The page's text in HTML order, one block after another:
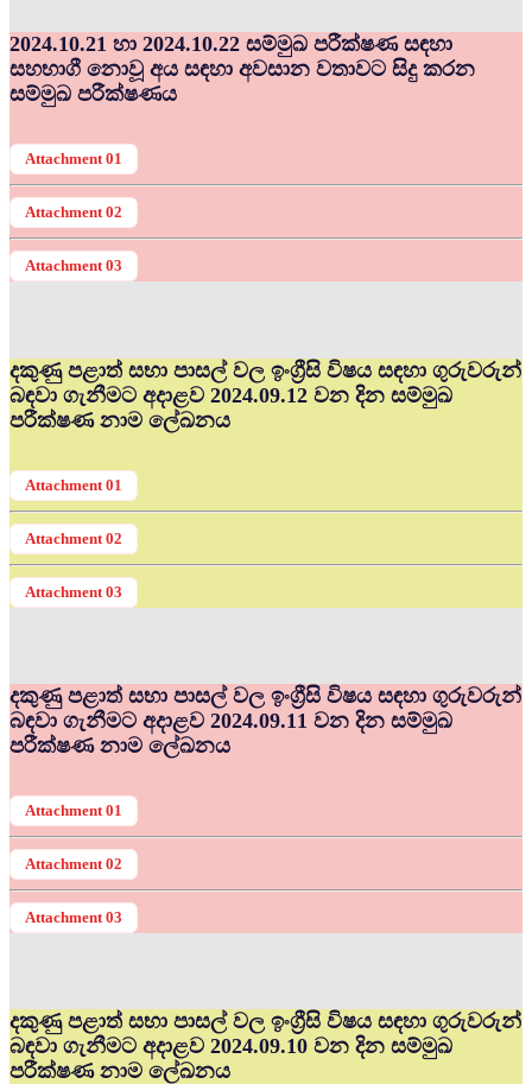
2024.10.21 හා 2024.10.22 සම්මුඛ පරීක්ෂණ සඳහා
සහභාගී නොවූ අය සඳහා අවසාන වතාවට සිදු කරන
සම්මුඛ පරීක්ෂණය
Attachment 01
Attachment 02
Attachment 03
දකුණු පළාත් සභා පාසල් වල ඉංග්‍රීසි විෂය සඳහා ගුරුවරුන්
බඳවා ගැනීමට අදාළව 2024.09.12 වන දින සම්මුඛ
පරීක්ෂණ නාම ලේඛනය
Attachment 01
Attachment 02
Attachment 03
දකුණු පළාත් සභා පාසල් වල ඉංග්‍රීසි විෂය සඳහා ගුරුවරුන්
බඳවා ගැනීමට අදාළව 2024.09.11 වන දින සම්මුඛ
පරීක්ෂණ නාම ලේඛනය
Attachment 01
Attachment 02
Attachment 03
දකුණු පළාත් සභා පාසල් වල ඉංග්‍රීසි විෂය සඳහා ගුරුවරුන්
බඳවා ගැනීමට අදාළව 2024.09.10 වන දින සම්මුඛ
පරීක්ෂණ නාම ලේඛනය